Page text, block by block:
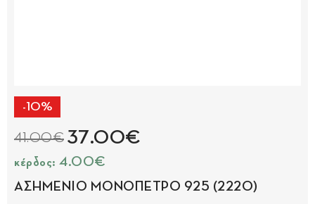
-10%
41.00€ 37.00€
κέρδος: 4.00€
ΑΣΗΜΕΝΙΟ ΜΟΝΟΠΕΤΡΟ 925 (2220)